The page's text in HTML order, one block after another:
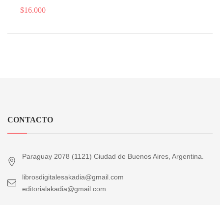
$16.000
CONTACTO
Paraguay 2078 (1121) Ciudad de Buenos Aires, Argentina.
librosdigitalesakadia@gmail.com
editorialakadia@gmail.com